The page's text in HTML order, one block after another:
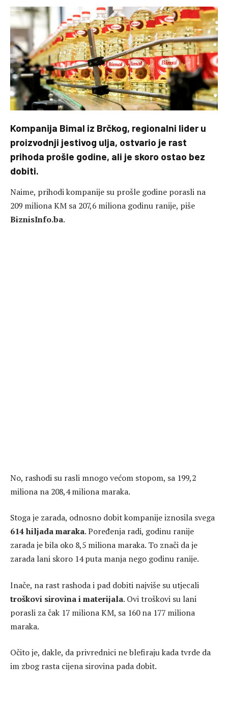
Kompanija Bimal iz Brčkog, regionalni lider u
proizvodnji jestivog ulja, ostvario je rast
prihoda prošle godine, ali je skoro ostao bez
dobiti.
Naime, prihodi kompanije su prošle godine porasli na
209 miliona KM sa 207,6 miliona godinu ranije, piše
BiznisInfo.ba.
No, rashodi su rasli mnogo većom stopom, sa 199,2
miliona na 208,4 miliona maraka.
Stoga je zarada, odnosno dobit kompanije iznosila svega
614 hiljada maraka. Poređenja radi, godinu ranije
zarada je bila oko 8,5 miliona maraka. To znači da je
zarada lani skoro 14 puta manja nego godinu ranije.
Inače, na rast rashoda i pad dobiti najviše su utjecali
troškovi sirovina i materijala. Ovi troškovi su lani
porasli za čak 17 miliona KM, sa 160 na 177 miliona
maraka.
Očito je, dakle, da privrednici ne blefiraju kada tvrde da
im zbog rasta cijena sirovina pada dobit.